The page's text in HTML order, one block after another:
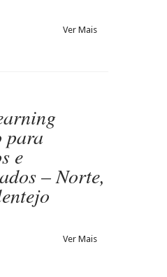
Ver Mais
para
e
– Norte,
Ver Mais